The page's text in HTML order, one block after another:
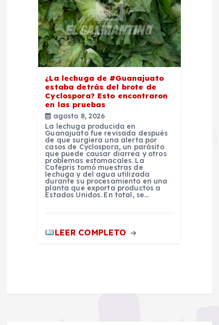
¿La lechuga de #Guanajuato
estaba detrás del brote de
Cyclospora? Esto encontraron
en las pruebas
agosto 8, 2026
La lechuga producida en
Guanajuato fue revisada después
de que surgiera una alerta por
casos de Cyclospora, un parásito
que puede causar diarrea y otros
problemas estomacales. La
Cofepris tomó muestras de
lechuga y del agua utilizada
durante su procesamiento en una
planta que exporta productos a
Estados Unidos. En total, se…
LEER COMPLETO